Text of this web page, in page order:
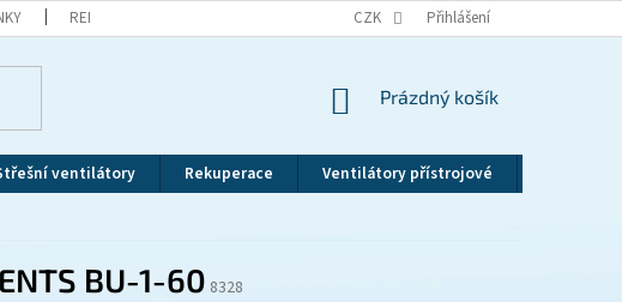
REKLAMAČNÍ ŘÁD ZÁSADY OCHRANY OSOBNÍCH
CZK Přihlášení
NÁKUPNÍ
Prázdný košík
ventilátory Rekuperace Ventilátory přístrojové
BU-1-60 8328